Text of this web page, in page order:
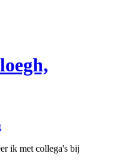
ik met collega's bij